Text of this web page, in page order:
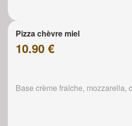
Pizza chèvre miel
10.90 €
Base crème fraîche, mozzarella,